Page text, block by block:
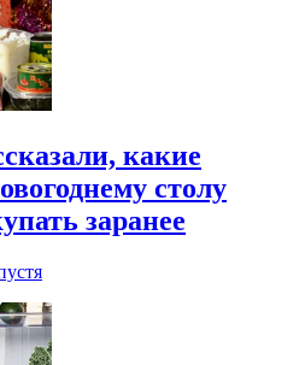
какие
столу
заранее